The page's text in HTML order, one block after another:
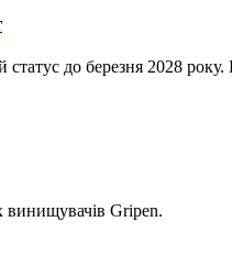
до березня 2028
винищувачів Gripen.